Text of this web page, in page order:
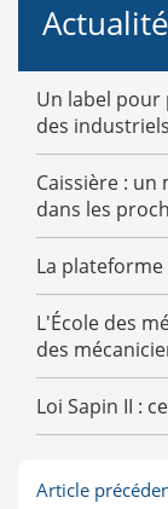
Un label
des industriels
Caissière :
dans les
La
L'École des
des
Loi Sapin II :
Article